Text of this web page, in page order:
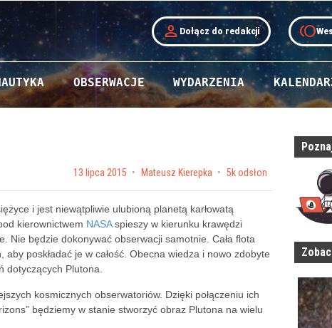
person Dołącz do redakcji toll
OBSERWACJE WYDARZENIA
Posted on
13 lipca 2015 by Mateusz Kierepka 5k odsłon
i jest niewątpliwie ulubioną planetą karłowatą
kierownictwem NASAspieszy w kierunku krawędzi
Nie będzie dokonywać obserwacji samotnie. Cała flota
poskładać je w całość. Obecna wiedza i nowo zdobyte
dotyczących Plutona.
kosmicznych obserwatoriów. Dzięki połączeniu ich
będziemy w stanie stworzyć obraz Plutona na wielu